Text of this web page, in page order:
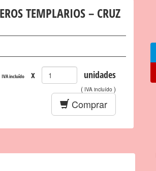
TEMPLARIOS – CRUZ
IVA incluído x unidades
( IVA incluído)
Comprar